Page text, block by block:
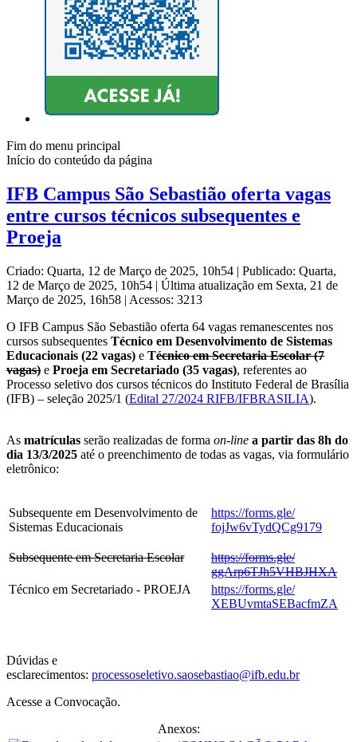
Fim do menu principal
Início do conteúdo da página
IFB Campus São Sebastião oferta vagas
entre cursos técnicos subsequentes e
Proeja
Criado: Quarta, 12 de Março de 2025, 10h54 | Publicado: Quarta,
12 de Março de 2025, 10h54 | Última atualização em Sexta, 21 de
Março de 2025, 16h58 | Acessos: 3213
O IFB Campus São Sebastião oferta 64 vagas remanescentes nos
cursos subsequentes Técnico em Desenvolvimento de Sistemas
Educacionais (22 vagas) e Técnico em Secretaria Escolar (7
vagas) e Proeja em Secretariado (35 vagas), referentes ao
Processo seletivo dos cursos técnicos do Instituto Federal de Brasília
(IFB) – seleção 2025/1 (Edital 27/2024 RIFB/IFBRASILIA).
As matrículas serão realizadas de forma on-line a partir das 8h do
dia 13/3/2025 até o preenchimento de todas as vagas, via formulário
eletrônico:
Subsequente em Desenvolvimento de
Sistemas Educacionais
https://forms.gle/
fojJw6vTydQCg9179
Subsequente em Secretaria Escolar
https://forms.gle/
ggArp6TJh5VHBJHXA
Técnico em Secretariado - PROEJA
https://forms.gle/
XEBUvmtaSEBacfmZA
Dúvidas e
esclarecimentos: processoseletivo.saosebastiao@ifb.edu.br
Acesse a Convocação.
Anexos: